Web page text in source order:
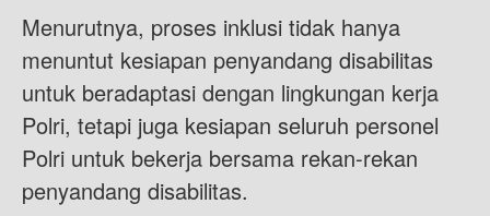
Menurutnya, proses inklusi tidak hanya
menuntut kesiapan penyandang disabilitas
untuk beradaptasi dengan lingkungan kerja
Polri, tetapi juga kesiapan seluruh personel
Polri untuk bekerja bersama rekan-rekan
penyandang disabilitas.